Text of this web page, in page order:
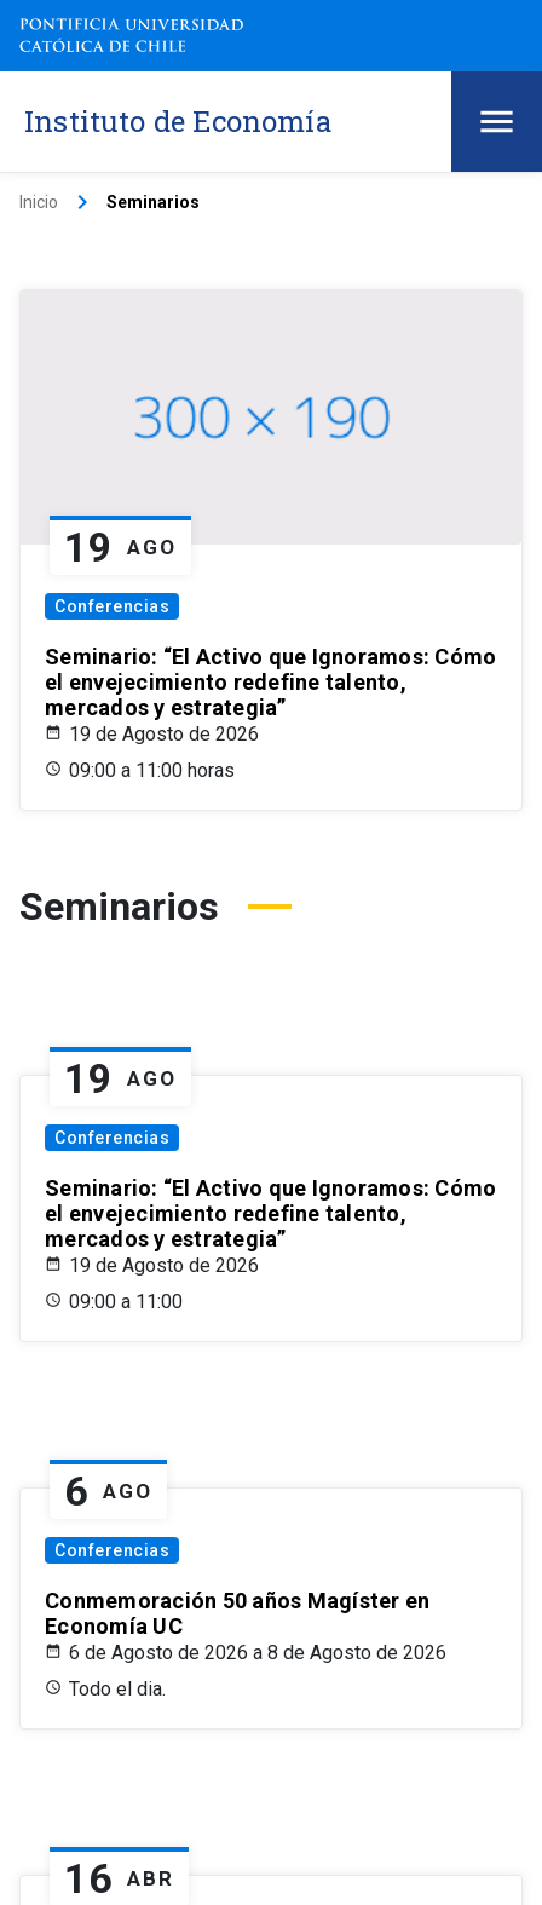
Instituto de Economía
Inicio keyboard_arrow_right Seminarios
19 AGO
Conferencias
Seminario: “El Activo que Ignoramos: Cómo
el envejecimiento redefine talento,
mercados y estrategia”
19 de Agosto de 2026
09:00 a 11:00 horas
Seminarios
19 AGO
Conferencias
Seminario: “El Activo que Ignoramos: Cómo
el envejecimiento redefine talento,
mercados y estrategia”
19 de Agosto de 2026
09:00 a 11:00
6 AGO
Conferencias
Conmemoración 50 años Magíster en
Economía UC
6 de Agosto de 2026 a 8 de Agosto de 2026
Todo el dia.
16 ABR